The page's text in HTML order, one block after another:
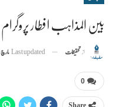
بین المذاہب افطار پروگرام
از تحقیقات Last updated مارچ 30, 2024
0
Share